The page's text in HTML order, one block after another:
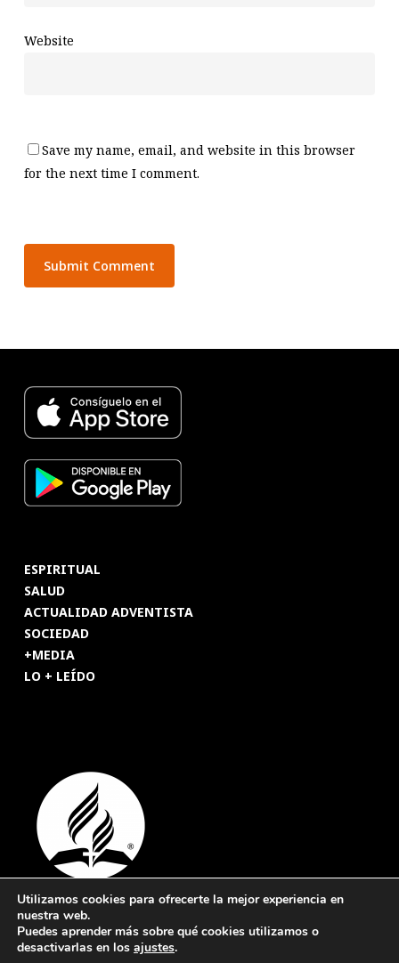
Website
Save my name, email, and website in this browser
for the next time I comment.
ESPIRITUAL
SALUD
ACTUALIDAD ADVENTISTA
SOCIEDAD
+MEDIA
LO + LEÍDO
© 2026 Revista Adventista de España. UICASDE. Derechos
reservados.
Utilizamos cookies para ofrecerte la mejor experiencia en
nuestra web.
Puedes aprender más sobre qué cookies utilizamos o
desactivarlas en los ajustes.